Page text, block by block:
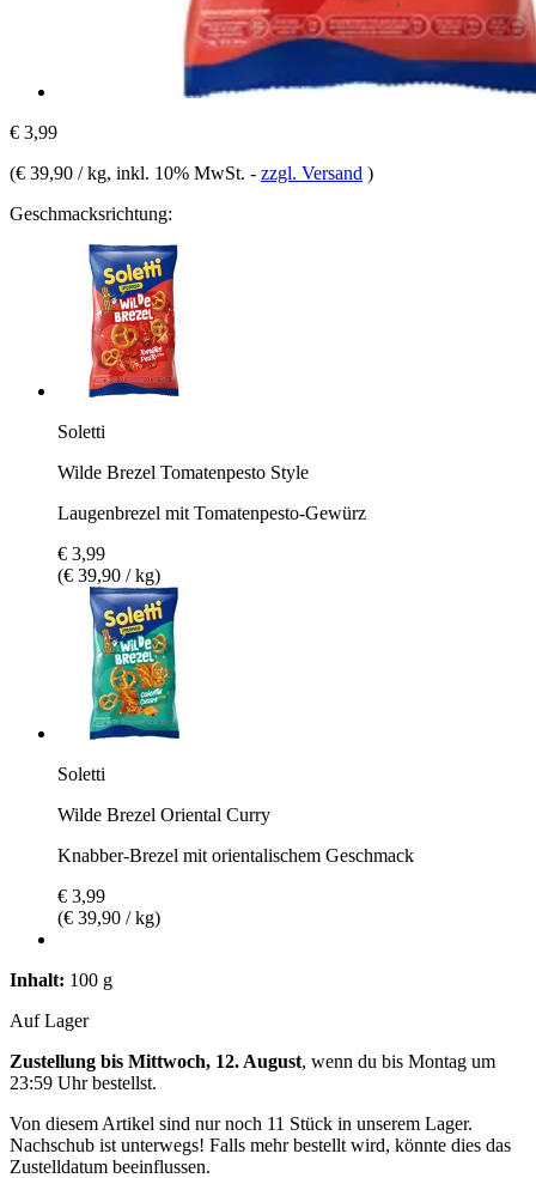
€ 3,99
(€ 39,90 / kg, inkl. 10% MwSt. - zzgl. Versand )
Geschmacksrichtung:
Soletti
Wilde Brezel Tomatenpesto Style
Laugenbrezel mit Tomatenpesto-Gewürz
€ 3,99
(€ 39,90 / kg)
Soletti
Wilde Brezel Oriental Curry
Knabber-Brezel mit orientalischem Geschmack
€ 3,99
(€ 39,90 / kg)
Inhalt: 100 g
Auf Lager
Zustellung bis Mittwoch, 12. August, wenn du bis Montag um
23:59 Uhrbestellst.
Von diesem Artikel sind nur noch 11 Stück in unserem Lager.
Nachschub ist unterwegs! Falls mehr bestellt wird, könnte dies das
Zustelldatum beeinflussen.